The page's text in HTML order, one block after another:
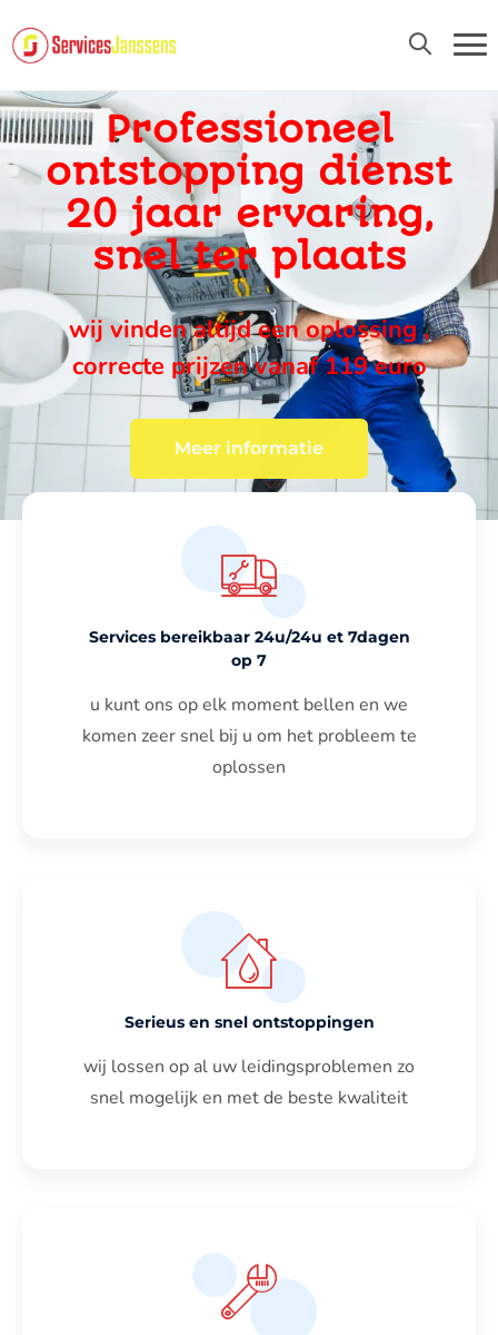
Professioneel
ontstopping dienst
20 jaar ervaring,
snel ter plaats
wij vinden altijd een oplossing ,
correcte prijzen vanaf 119 euro
Meer informatie
Services bereikbaar 24u/24u et 7dagen
op 7
u kunt ons op elk moment bellen en we
komen zeer snel bij u om het probleem te
oplossen
Serieus en snel ontstoppingen
wij lossen op al uw leidingsproblemen zo
snel mogelijk en met de beste kwaliteit